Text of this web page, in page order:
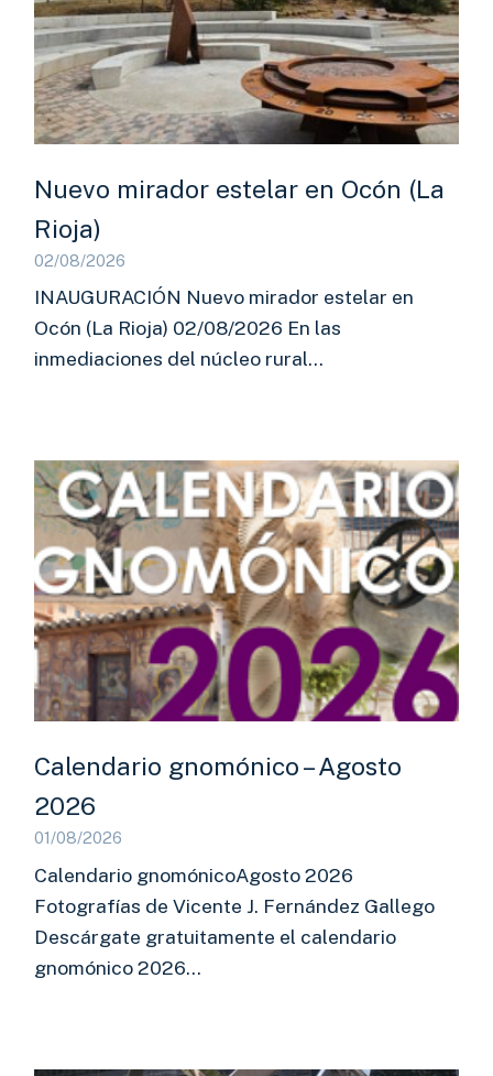
Nuevo mirador estelar en Ocón (La
Rioja)
02/08/2026
INAUGURACIÓN Nuevo mirador estelar en
Ocón (La Rioja) 02/08/2026 En las
inmediaciones del núcleo rural…
Calendario gnomónico – Agosto
2026
01/08/2026
Calendario gnomónicoAgosto 2026
Fotografías de Vicente J. Fernández Gallego
Descárgate gratuitamente el calendario
gnomónico 2026…